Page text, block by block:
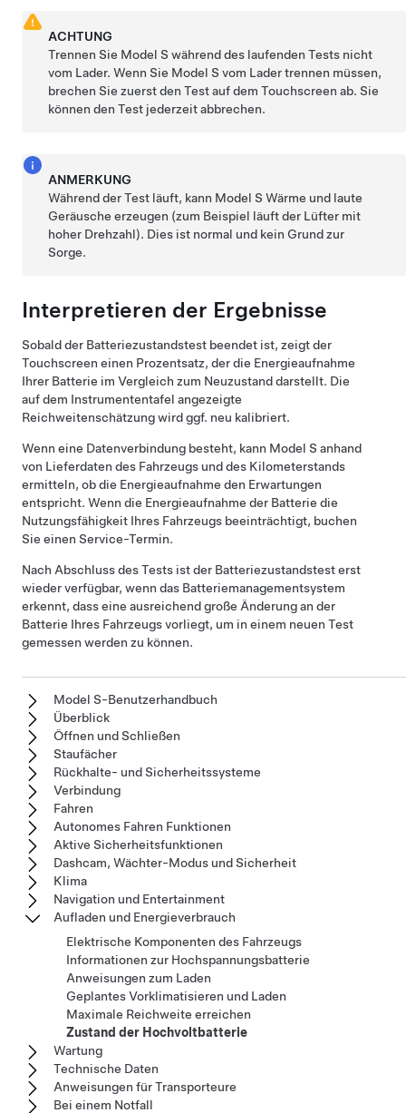
ACHTUNG
Trennen Sie Model S während des laufenden Tests nicht
vom Lader. Wenn Sie Model S vom Lader trennen müssen,
brechen Sie zuerst den Test auf dem Touchscreen ab. Sie
können den Test jederzeit abbrechen.
ANMERKUNG
Während der Test läuft, kann Model S Wärme und laute
Geräusche erzeugen (zum Beispiel läuft der Lüfter mit
hoher Drehzahl). Dies ist normal und kein Grund zur
Sorge.
Interpretieren der Ergebnisse
Sobald der Batteriezustandstest beendet ist, zeigt der
Touchscreen einen Prozentsatz, der die Energieaufnahme
Ihrer Batterie im Vergleich zum Neuzustand darstellt. Die
auf dem Instrumententafel angezeigte
Reichweitenschätzung wird ggf. neu kalibriert.
Wenn eine Datenverbindung besteht, kann Model S anhand
von Lieferdaten des Fahrzeugs und des Kilometerstands
ermitteln, ob die Energieaufnahme den Erwartungen
entspricht. Wenn die Energieaufnahme der Batterie die
Nutzungsfähigkeit Ihres Fahrzeugs beeinträchtigt, buchen
Sie einen Service-Termin.
Nach Abschluss des Tests ist der Batteriezustandstest erst
wieder verfügbar, wenn das Batteriemanagementsystem
erkennt, dass eine ausreichend große Änderung an der
Batterie Ihres Fahrzeugs vorliegt, um in einem neuen Test
gemessen werden zu können.
Model S-Benutzerhandbuch
Überblick
Öffnen und Schließen
Staufächer
Rückhalte- und Sicherheitssysteme
Verbindung
Fahren
Autonomes Fahren Funktionen
Aktive Sicherheitsfunktionen
Dashcam, Wächter-Modus und Sicherheit
Klima
Navigation und Entertainment
Aufladen und Energieverbrauch
Elektrische Komponenten des Fahrzeugs
Informationen zur Hochspannungsbatterie
Anweisungen zum Laden
Geplantes Vorklimatisieren und Laden
Maximale Reichweite erreichen
Zustand der Hochvoltbatterie
Wartung
Technische Daten
Anweisungen für Transporteure
Bei einem Notfall